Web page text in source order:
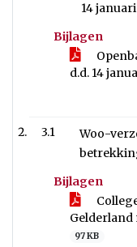
14
Bijlagen
d.d. 14
3.1
Woo-
Bijlagen
97 KB